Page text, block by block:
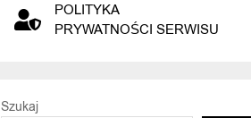
POLITYKA
PRYWATNOŚCI SERWISU
Szukaj